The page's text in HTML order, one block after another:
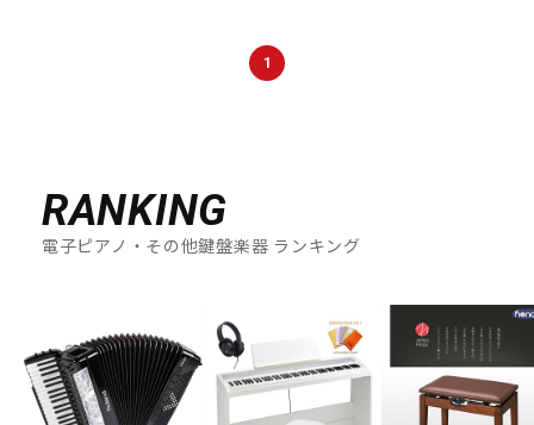
1
RANKING
電子ピアノ・その他鍵盤楽器 ランキング